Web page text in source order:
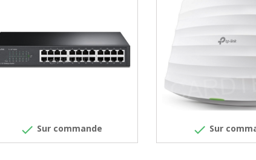
 Sur commande  Sur